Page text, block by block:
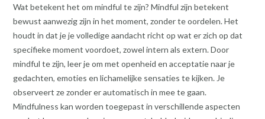
Wat betekent het om mindful te zijn? Mindful zijn betekent
bewust aanwezig zijn in het moment, zonder te oordelen. Het
houdt in dat je je volledige aandacht richt op wat er zich op dat
specifieke moment voordoet, zowel intern als extern. Door
mindful te zijn, leer je om met openheid en acceptatie naar je
gedachten, emoties en lichamelijke sensaties te kijken. Je
observeert ze zonder er automatisch in mee te gaan.
Mindfulness kan worden toegepast in verschillende aspecten